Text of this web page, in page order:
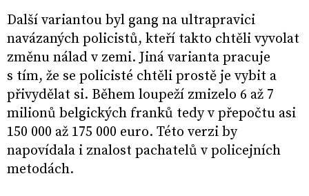
Další variantou byl gang na ultrapravici
navázaných policistů, kteří takto chtěli vyvolat
změnu nálad v zemi. Jiná varianta pracuje
s tím, že se policisté chtěli prostě je vybit a
přivydělat si. Během loupeží zmizelo 6 až 7
milionů belgických franků tedy v přepočtu asi
150 000 až 175 000 euro. Této verzi by
napovídala i znalost pachatelů v policejních
metodách.